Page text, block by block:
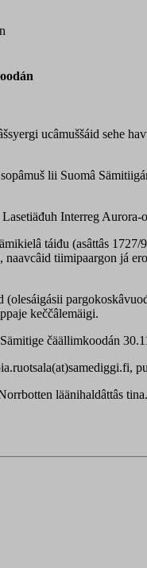
ucâmuššáid sehe
lii Suomâ
Interreg
táiđu (asâttâs
tiimipaargon já
keččâlemäigi.
čäällimkoodán
läänihaldâttâs